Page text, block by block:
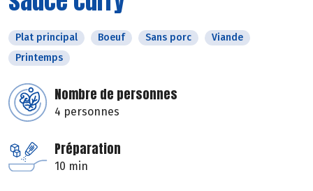
Plat principal Boeuf Sans porc
Viande
Printemps
Nombre de personnes
4 personnes
Préparation
10 min